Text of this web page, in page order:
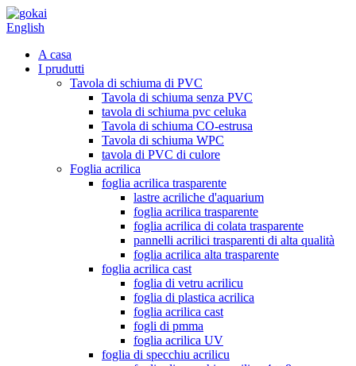
English
A casa
I prudutti
Tavola di schiuma di PVC
Tavola di schiuma senza PVC
tavola di schiuma pvc celuka
Tavola di schiuma CO-estrusa
Tavola di schiuma WPC
tavola di PVC di culore
Foglia acrilica
foglia acrilica trasparente
lastre acriliche d'aquarium
foglia acrilica trasparente
foglia acrilica di colata trasparente
pannelli acrilici trasparenti di alta qualità
foglia acrilica alta trasparente
foglia acrilica cast
foglia di vetru acrilicu
foglia di plastica acrilica
foglia acrilica cast
fogli di pmma
foglia acrilica UV
foglia di specchiu acrilicu